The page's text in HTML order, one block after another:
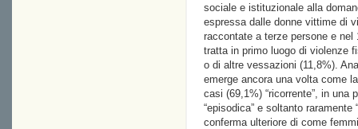
sociale e istituzionale alla
espressa dalle donne vittime di
raccontate a terze persone e
tratta in primo luogo di violenze
o di altre vessazioni (11,8%).
emerge ancora una volta come
casi (69,1%) “ricorrente”, in una
“episodica” e soltanto
conferma ulteriore di come